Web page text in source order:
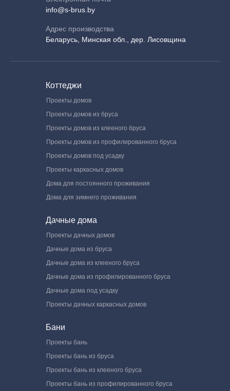
info@s-brus.by
Адрес производства
Беларусь, Минская обл., дер. Лисовщина
Коттеджи
Проекты домов
Проекты домов из бруса
Проекты домов из клееного бруса
Проекты домов из профилированного бруса
Проекты домов под усадку
Проекты каркасных домов
Дома для постоянного проживания
Дома для зимнего проживания
Дачные дома
Проекты дачных домов
Дачные дома из бруса
Дачные дома из клееного бруса
Дачные дома из профилированного бруса
Дачные дома под усадку
Проекты дачных каркасных домов
Бани
Проекты бань
Проекты бань из бруса
Проекты бань из клееного бруса
Проекты бань из профилированного бруса